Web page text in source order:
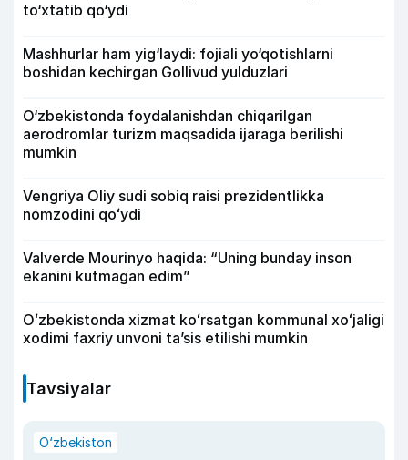
to‘xtatib qo‘ydi
Mashhurlar ham yig‘laydi: fojiali yo‘qotishlarni
boshidan kechirgan Gollivud yulduzlari
O‘zbekistonda foydalanishdan chiqarilgan
aerodromlar turizm maqsadida ijaraga berilishi
mumkin
Vengriya Oliy sudi sobiq raisi prezidentlikka
nomzodini qoʻydi
Valverde Mourinyo haqida: “Uning bunday inson
ekanini kutmagan edim”
Oʻzbekistonda xizmat koʻrsatgan kommunal xoʻjaligi
xodimi faxriy unvoni taʼsis etilishi mumkin
Tavsiyalar
O‘zbekiston